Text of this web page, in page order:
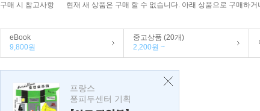
구매 시 참고사항 현재 새 상품은 구매 할 수 없습니다. 아래 상품으로 구매하
eBook
9,800원
중고상품 (20개)
2,200원 ~
프랑스
퐁피두센터 기획